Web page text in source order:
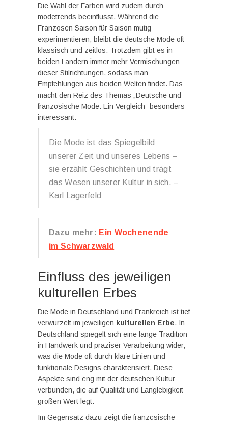
Die Wahl der Farben wird zudem durch
modetrends beeinflusst. Während die
Franzosen Saison für Saison mutig
experimentieren, bleibt die deutsche Mode oft
klassisch und zeitlos. Trotzdem gibt es in
beiden Ländern immer mehr Vermischungen
dieser Stilrichtungen, sodass man
Empfehlungen aus beiden Welten findet. Das
macht den Reiz des Themas „Deutsche und
französische Mode: Ein Vergleich” besonders
interessant.
Die Mode ist das Spiegelbild
unserer Zeit und unseres Lebens –
sie erzählt Geschichten und trägt
das Wesen unserer Kultur in sich. –
Karl Lagerfeld
Dazu mehr: Ein Wochenende
im Schwarzwald
Einfluss des jeweiligen
kulturellen Erbes
Die Mode in Deutschland und Frankreich ist tief
verwurzelt im jeweiligen kulturellen Erbe. In
Deutschland spiegelt sich eine lange Tradition
in Handwerk und präziser Verarbeitung wider,
was die Mode oft durch klare Linien und
funktionale Designs charakterisiert. Diese
Aspekte sind eng mit der deutschen Kultur
verbunden, die auf Qualität und Langlebigkeit
großen Wert legt.
Im Gegensatz dazu zeigt die französische